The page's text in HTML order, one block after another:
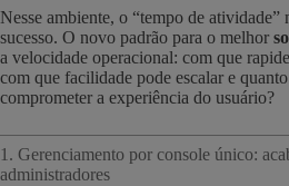
Nesse ambiente, o “tempo de atividade”
sucesso. O novo padrão para o melhor
a velocidade operacional: com que
com que facilidade pode escalar e
comprometer a experiência do usuário?
1. Gerenciamento por console único:
administradores